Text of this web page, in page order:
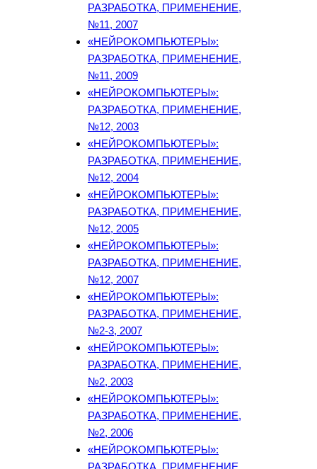
РАЗРАБОТКА, ПРИМЕНЕНИЕ,
№11, 2007
«НЕЙРОКОМПЬЮТЕРЫ»:
РАЗРАБОТКА, ПРИМЕНЕНИЕ,
№11, 2009
«НЕЙРОКОМПЬЮТЕРЫ»:
РАЗРАБОТКА, ПРИМЕНЕНИЕ,
№12, 2003
«НЕЙРОКОМПЬЮТЕРЫ»:
РАЗРАБОТКА, ПРИМЕНЕНИЕ,
№12, 2004
«НЕЙРОКОМПЬЮТЕРЫ»:
РАЗРАБОТКА, ПРИМЕНЕНИЕ,
№12, 2005
«НЕЙРОКОМПЬЮТЕРЫ»:
РАЗРАБОТКА, ПРИМЕНЕНИЕ,
№12, 2007
«НЕЙРОКОМПЬЮТЕРЫ»:
РАЗРАБОТКА, ПРИМЕНЕНИЕ,
№2-3, 2007
«НЕЙРОКОМПЬЮТЕРЫ»:
РАЗРАБОТКА, ПРИМЕНЕНИЕ,
№2, 2003
«НЕЙРОКОМПЬЮТЕРЫ»:
РАЗРАБОТКА, ПРИМЕНЕНИЕ,
№2, 2006
«НЕЙРОКОМПЬЮТЕРЫ»: